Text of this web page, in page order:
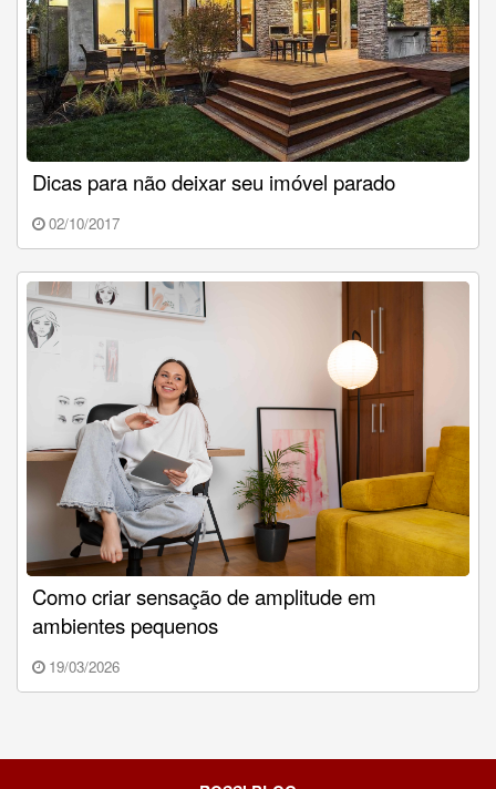
Dicas para não deixar seu imóvel parado
02/10/2017
Como criar sensação de amplitude em
ambientes pequenos
19/03/2026